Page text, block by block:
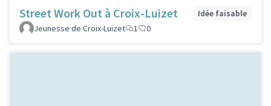
Street Work Out à Croix-Luizet
Idée faisable
Jeunesse de Croix-Luizet
1 0